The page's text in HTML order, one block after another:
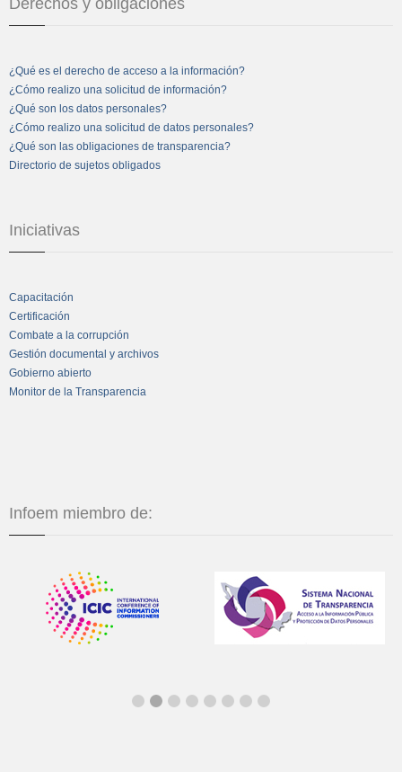
¿Qué es el derecho de acceso a la información?
¿Cómo realizo una solicitud de información?
¿Qué son los datos personales?
¿Cómo realizo una solicitud de datos personales?
¿Qué son las obligaciones de transparencia?
Directorio de sujetos obligados
Iniciativas
Capacitación
Certificación
Combate a la corrupción
Gestión documental y archivos
Gobierno abierto
Monitor de la Transparencia
Infoem miembro de: